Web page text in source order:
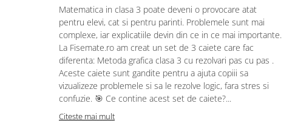
Matematica in clasa 3 poate deveni o provocare atat
pentru elevi, cat si pentru parinti. Problemele sunt mai
complexe, iar explicatiile devin din ce in ce mai importante.
La Fisemate.ro am creat un set de 3 caiete care fac
diferenta: Metoda grafica clasa 3 cu rezolvari pas cu pas .
Aceste caiete sunt gandite pentru a ajuta copiii sa
vizualizeze problemele si sa le rezolve logic, fara stres si
confuzie. 🎯 Ce contine acest set de caiete?...
Citeste mai mult